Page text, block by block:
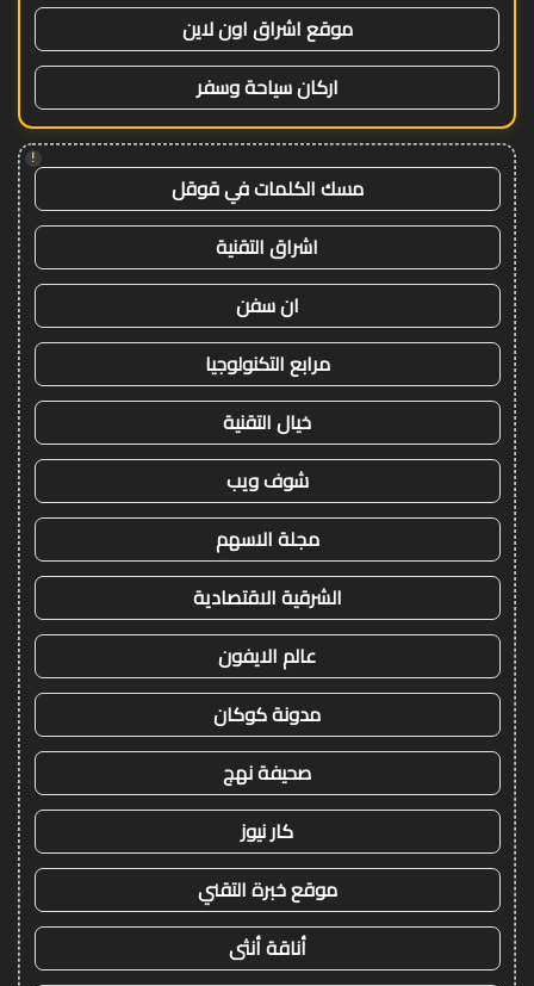
موقع اشراق اون لاين
اركان سياحة وسفر
!
مسك الكلمات في قوقل
اشراق التقنية
ان سفن
مرابع التكنولوجيا
خيال التقنية
شوف ويب
مجلة الاسهم
الشرقية الاقتصادية
عالم الايفون
مدونة كوكان
صحيفة نهج
كار نيوز
موقع خبرة التقني
أناقة أنثى